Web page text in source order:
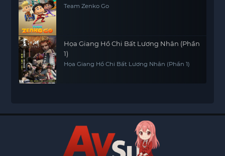
Team Zenko Go
Họa Giang Hồ Chi Bất Lương Nhân (Phần
1)
Họa Giang Hồ Chi Bất Lương Nhân (Phần 1)